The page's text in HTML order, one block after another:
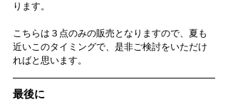
ります。
こちらは３点のみの販売となりますので、夏も
近いこのタイミングで、是非ご検討をいただけ
ればと思います。
最後に